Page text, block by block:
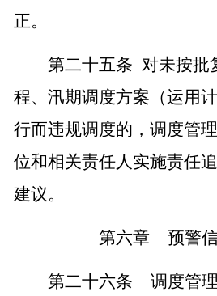
正。
第二十五条 对未按批
程、汛期调度方案（运用
行而违规调度的，调度管
位和相关责任人实施责任
建议。
第六章预警信
第二十六条 调度管